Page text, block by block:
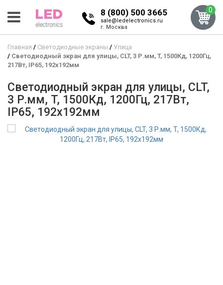
8 (800) 500 3665
sale@ledelectronics.ru
г. Москва
0
Главная Светодиодные экраны
Улица
Светодиодный экран для улицы, CLT, 3 Р.мм, T, 1500Кд, 1200Гц,
217Вт, IP65, 192x192мм
Светодиодный экран для улицы, CLT,
3 Р.мм, T, 1500Кд, 1200Гц, 217Вт,
IP65, 192x192мм